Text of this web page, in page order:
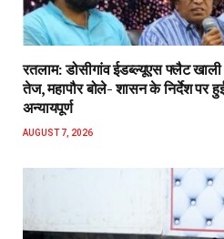
रतलाम: डोसीगांव ईडब्ल्यूएस फ्लैट खाली
तेज, महापौर बोले- शासन के निर्देश पर
अन्यायपूर्ण
AUGUST 7, 2026